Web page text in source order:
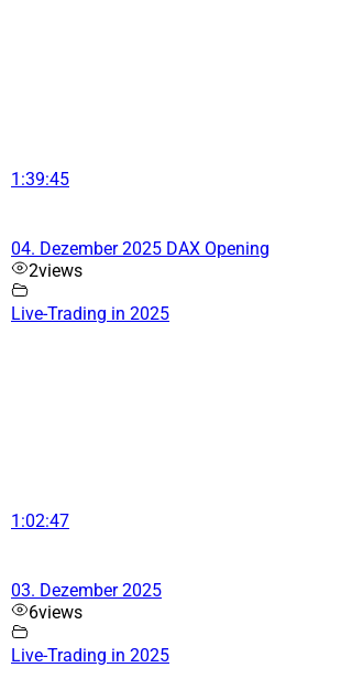
1:39:45
04. Dezember 2025 DAX Opening
2views
Live-Trading in 2025
1:02:47
03. Dezember 2025
6views
Live-Trading in 2025